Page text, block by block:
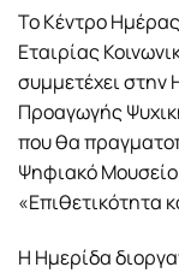
Το Κέντρο
Εταιρίας
συμμετέχει
Προαγωγής
που θα
Ψηφιακό
«Επιθετικότητα
Η Ημερίδα